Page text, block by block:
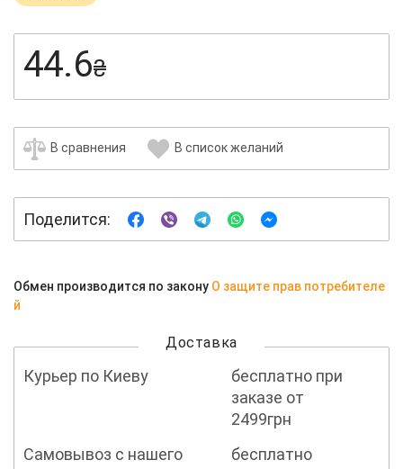
44.6₴
В сравнения В список желаний
Поделится:
Обмен производится по закону О защите прав потребителе
й
Доставка
Курьер по Киеву
бесплатно при
заказе от
2499грн
Самовывоз с нашего
бесплатно